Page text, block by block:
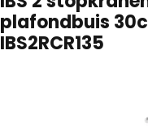
plafondbuis
IBS2RCR135